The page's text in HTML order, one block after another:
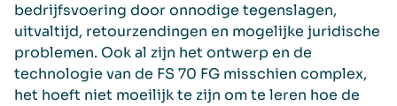
bedrijfsvoering door onnodige tegenslagen,
uitvaltijd, retourzendingen en mogelijke juridische
problemen. Ook al zijn het ontwerp en de
technologie van de FS 70 FG misschien complex,
het hoeft niet moeilijk te zijn om te leren hoe de